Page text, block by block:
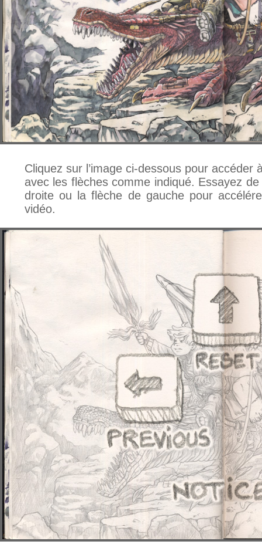
Cliquez sur l’image ci-dessous pour accéder
avec les flèches comme indiqué. Essayez
droite ou la flèche de gauche pour
vidéo.